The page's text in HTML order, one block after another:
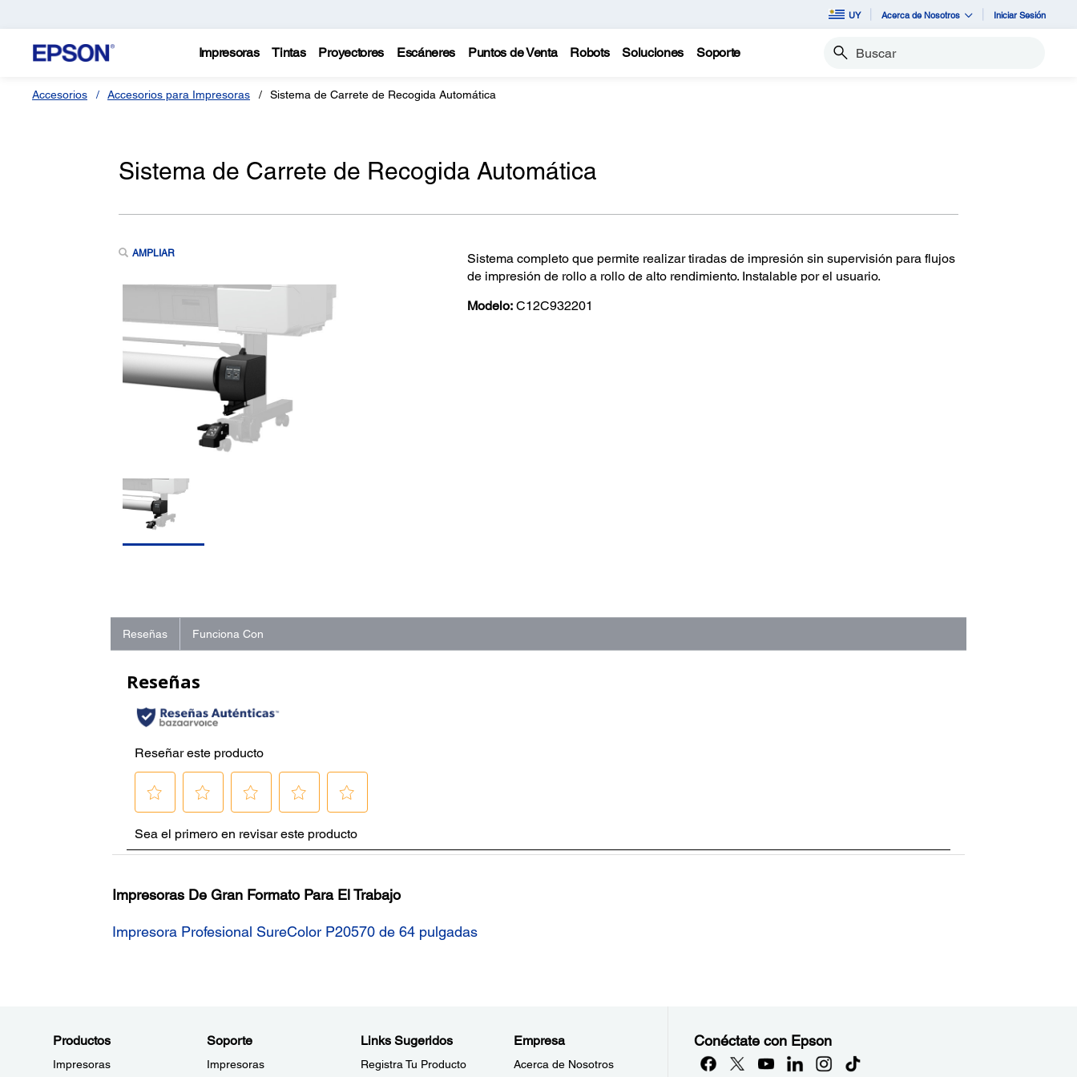
UY Acerca de Nosotros Iniciar Sesión
Impresoras Tintas Proyectores Escáneres Puntos de Venta Robots Soluciones Soporte Buscar
Accesorios Accesorios para Impresoras Sistema de Carrete de Recogida Automática
Sistema de Carrete de Recogida Automática
AMPLIAR
Sistema completo que permite realizar tiradas de impresión sin supervisión para flujos
de impresión de rollo a rollo de alto rendimiento. Instalable por el usuario.
Modelo: C12C932201
Reseñas Funciona Con
Impresoras De Gran Formato Para El Trabajo
Impresora Profesional SureColor P20570 de 64 pulgadas
Productos
Impresoras
Soporte
Impresoras
Links Sugeridos
Registra Tu Producto
Empresa
Acerca de Nosotros
Conéctate con Epson